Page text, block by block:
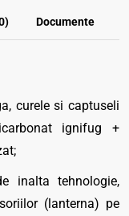
Documente
curele si captuseli
ignifug +
inalta tehnologie,
(lanterna) pe